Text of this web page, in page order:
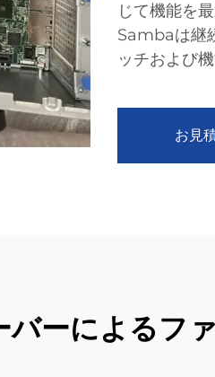
じて機能を
Sambaは継
ッチおよび
お見
バーによるフ